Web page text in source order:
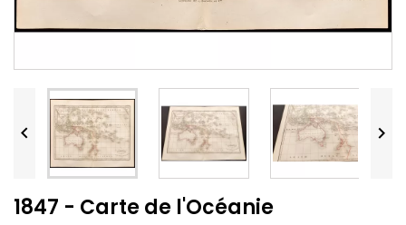
 
1847 - Carte de l'Océanie